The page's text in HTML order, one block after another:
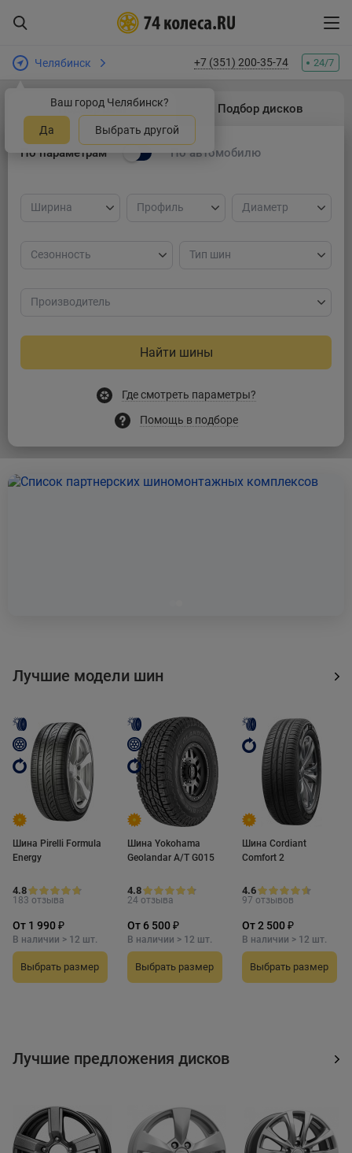
Челябинск
Ваш город Челябинск?
Да Выбрать другой
+7 (351) 200-35-74 24/7
Подбор шин Подбор дисков
По параметрам По автомобилю
Ширина Профиль Диаметр
Сезонность Тип шин
Производитель
Найти шины
Где смотреть параметры?
Помощь в подборе
Лучшие модели шин
Шина Pirelli Formula
Energy
4.8
183 отзыва
От 1 990 ₽
В наличии > 12 шт.
Выбрать размер
Шина Yokohama
Geolandar A/T G015
4.8
24 отзыва
От 6 500 ₽
В наличии > 12 шт.
Выбрать размер
Шина Cordiant
Comfort 2
4.6
97 отзывов
От 2 500 ₽
В наличии > 12 шт.
Выбрать размер
Лучшие предложения дисков